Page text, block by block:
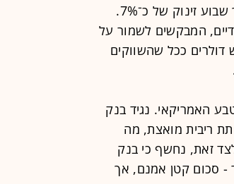
בכך שדחפה את שער הדולר כלפי מעלה, והוא השלים בתוך שבוע זינוק של כ־7%.
המבקשים לשמור על
ככל שהשווקים
האמריקאי. נגיד בנק
ריבית מואצת, מה
כבר בעוד שנה. לצד זאת, נחשף כי בנק
ורכש במאי כ־800 מיליון דולר - סכום קטן אמנם, אך